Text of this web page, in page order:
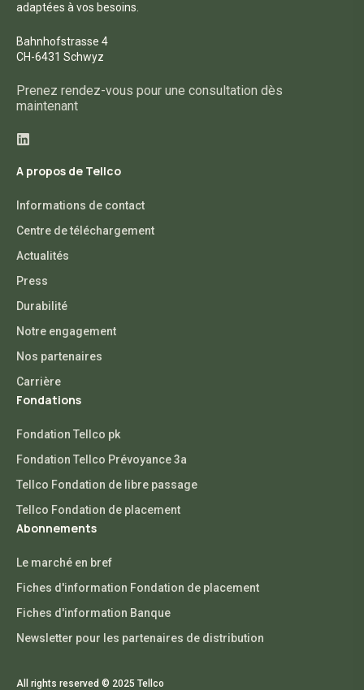
adaptées à vos besoins.
Bahnhofstrasse 4
CH-6431 Schwyz
Prenez rendez-vous pour une consultation dès
maintenant
A propos de Tellco
Informations de contact
Centre de téléchargement
Actualités
Press
Durabilité
Notre engagement
Nos partenaires
Carrière
Fondations
Fondation Tellco pk
Fondation Tellco Prévoyance 3a
Tellco Fondation de libre passage
Tellco Fondation de placement
Abonnements
Le marché en bref
Fiches d'information Fondation de placement
Fiches d'information Banque
Newsletter pour les partenaires de distribution
All rights reserved © 2025 Tellco